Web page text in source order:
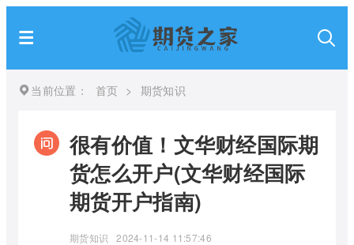
当前位置： 首页 > 期货知识
很有价值！文华财经国际期
货怎么开户(文华财经国际
期货开户指南)
期货知识 2024-11-14 11:57:46